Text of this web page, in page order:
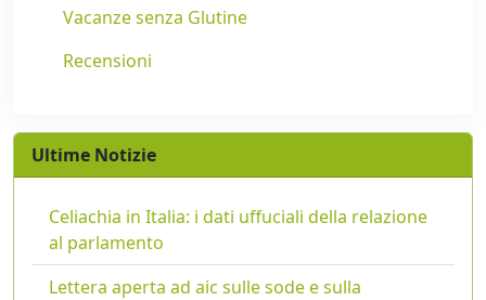
Vacanze senza Glutine
Recensioni
Ultime Notizie
Celiachia in Italia: i dati uffuciali della relazione
al parlamento
Lettera aperta ad aic sulle sode e sulla